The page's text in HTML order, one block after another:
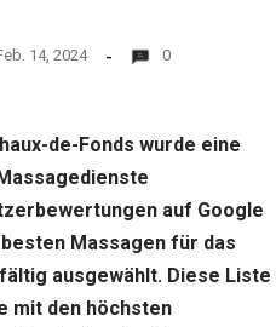
14, 2024 0
de-Fonds wurde eine
auf Google
Massagen für das
ausgewählt. Diese Liste
mit den höchsten